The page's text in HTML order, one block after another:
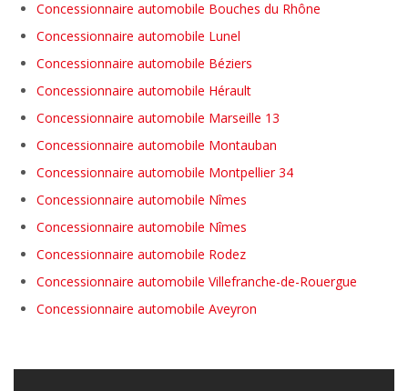
Concessionnaire automobile Bouches du Rhône
Concessionnaire automobile Lunel
Concessionnaire automobile Béziers
Concessionnaire automobile Hérault
Concessionnaire automobile Marseille 13
Concessionnaire automobile Montauban
Concessionnaire automobile Montpellier 34
Concessionnaire automobile Nîmes
Concessionnaire automobile Nîmes
Concessionnaire automobile Rodez
Concessionnaire automobile Villefranche-de-Rouergue
Concessionnaire automobile Aveyron